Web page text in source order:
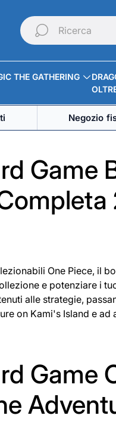
Ricerca
THE GATHERING
Negozio
Game
One Piece, il
e potenziare i
alle strategie,
on Kami's Island e
Game